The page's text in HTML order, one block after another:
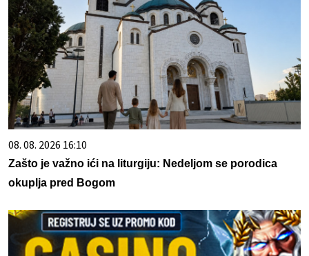
08. 08. 2026 16:10
Zašto je važno ići na liturgiju: Nedeljom se porodica
okuplja pred Bogom